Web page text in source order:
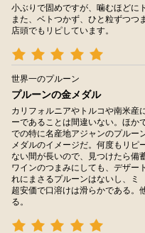
小ぶりで固めですが、噛むほどに
また、ベトつかず、ひと粒ずつつ
店頭でもリピしています。
世界一のプルーン
プルーンの金メダル
カリフォルニアやトルコや南米産
ーであることは間違いない。ほか
での特に名産地アジャンのプルー
メダルのイメージだ。何度もリピ
ない間が長いので、見つけたら備
ワインのつまみにしても、デザー
れにまさるプルーンはないし、
超安価で口溶けは滑らかである。
る。